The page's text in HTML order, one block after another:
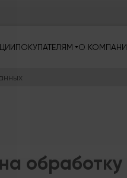
ПОКУПАТЕЛЯМ О